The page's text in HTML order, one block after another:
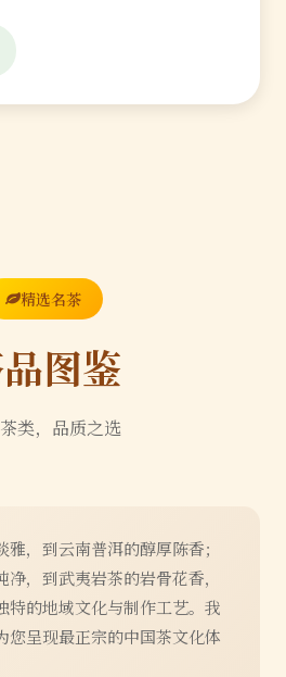
精选名茶
图鉴
类，品质之选
，到云南普洱的醇厚陈香；
，到武夷岩茶的岩骨花香，
特的地域文化与制作工艺。我
您呈现最正宗的中国茶文化体